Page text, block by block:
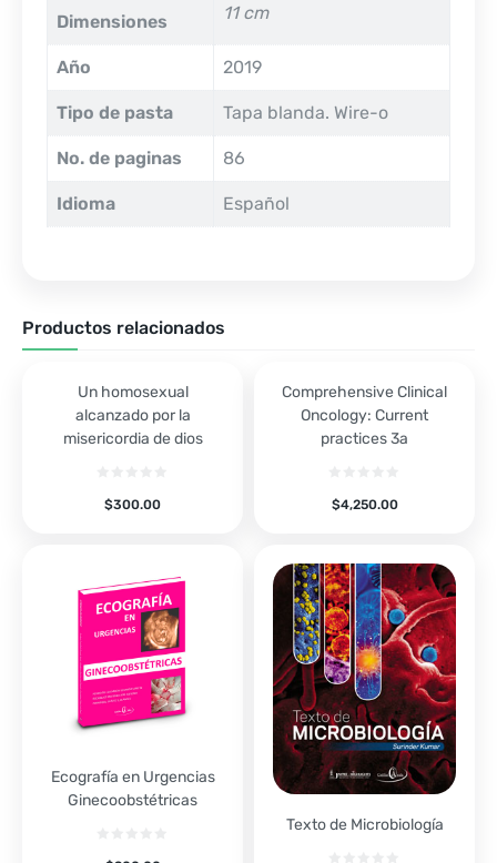
Dimensiones 11 cm
Año 2019
Tipo de pasta Tapa blanda. Wire-o
No. de paginas 86
Idioma Español
Productos relacionados
Un homosexual
alcanzado por la
misericordia de dios
$300.00
Comprehensive Clinical
Oncology: Current
practices 3a
$4,250.00
Ecografía en Urgencias
Ginecoobstétricas
Texto de Microbiología